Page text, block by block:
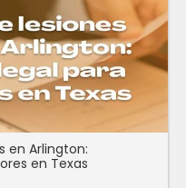
en Arlington:
en Texas